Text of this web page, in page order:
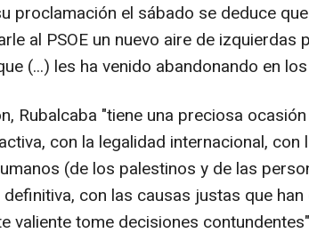
proclamación el sábado se deduce
al PSOE un nuevo aire de izquierdas
(...) les ha venido abandonando en
Rubalcaba "tiene una preciosa
con la legalidad internacional, con
(de los palestinos y de las
definitiva, con las causas justas que
valiente tome decisiones